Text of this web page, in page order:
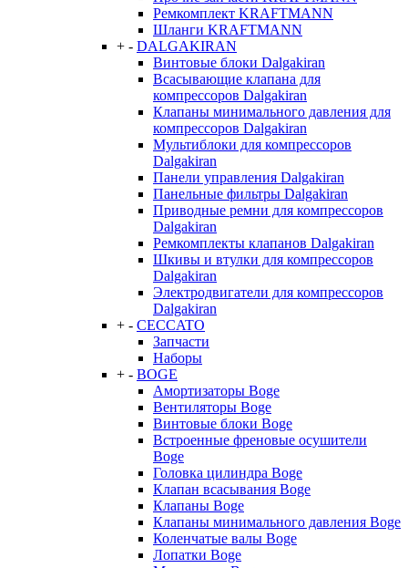
Ремкомплект KRAFTMANN
Шланги KRAFTMANN
+ - DALGAKIRAN
Винтовые блоки Dalgakiran
Всасывающие клапана для
компрессоров Dalgakiran
Клапаны минимального давления для
компрессоров Dalgakiran
Мультиблоки для компрессоров
Dalgakiran
Панели управления Dalgakiran
Панельные фильтры Dalgakiran
Приводные ремни для компрессоров
Dalgakiran
Ремкомплекты клапанов Dalgakiran
Шкивы и втулки для компрессоров
Dalgakiran
Электродвигатели для компрессоров
Dalgakiran
+ - CECCATO
Запчасти
Наборы
+ - BOGE
Амортизаторы Boge
Вентиляторы Boge
Винтовые блоки Boge
Встроенные френовые осушители
Boge
Головка цилиндра Boge
Клапан всасывания Boge
Клапаны Boge
Клапаны минимального давления Boge
Коленчатые валы Boge
Лопатки Boge